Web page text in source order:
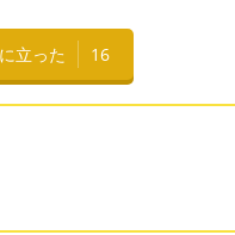
立った 16